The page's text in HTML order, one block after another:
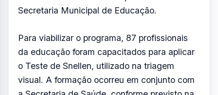
5 anos de idade. Para crianças em fase
versão adaptada com símbolos e desenhos.
Já os estudantes alfabetizados realizam o
exame com a tabela padrão de optotipos.
Quando são identificadas alterações na